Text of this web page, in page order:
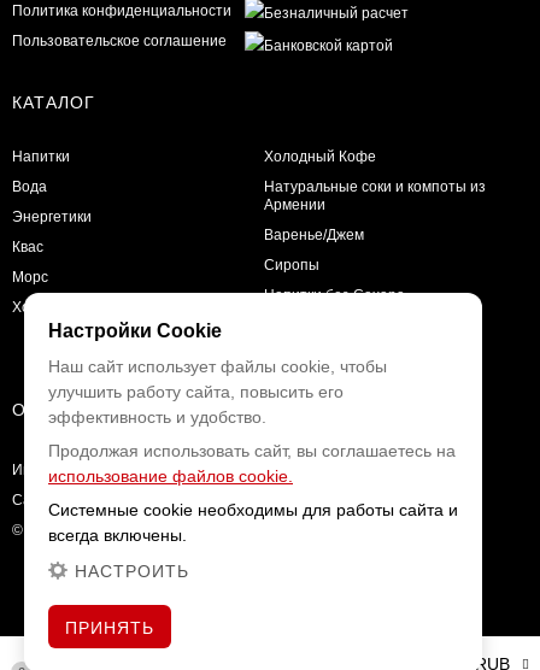
Политика конфиденциальности
Пользовательское соглашение
КАТАЛОГ
Напитки
Вода
Энергетики
Квас
Морс
Холодный чай
Холодный Кофе
Натуральные соки и компоты из
Армении
Варенье/Джем
Сиропы
Напитки без Сахара
О КОМПАНИИ
Интернет магазин напитков с доставкой
Сайт разработан в
© 2026
Настройки Cookie
Наш сайт использует файлы cookie, чтобы
улучшить работу сайта, повысить его
эффективность и удобство.
Продолжая использовать сайт, вы соглашаетесь на
использование файлов cookie.
Системные cookie необходимы для работы сайта и
всегда включены.
НАСТРОИТЬ
ПРИНЯТЬ
RUB